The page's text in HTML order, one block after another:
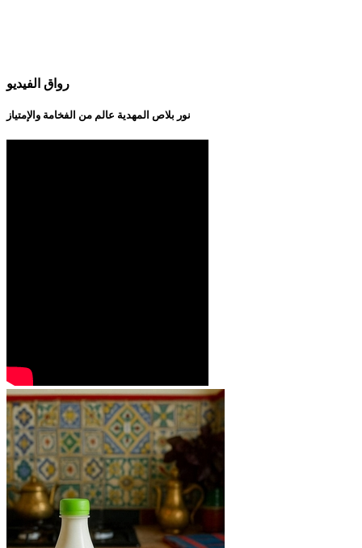
رواق الفيديو
نور بلاص المهدية عالم من الفخامة والإمتياز